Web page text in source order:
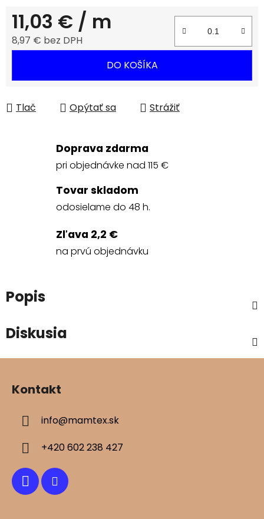
11,03 € / m
8,97 € bez DPH
DO KOŠÍKA
Tlač Opýtať sa Strážiť
Doprava zdarma
pri objednávke nad 115 €
Tovar skladom
odosielame do 48 h.
Zľava 2,2 €
na prvú objednávku
Popis
Diskusia
Kontakt
info@mamtex.sk
+420 602 238 427